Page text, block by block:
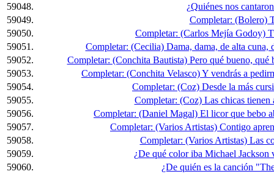
59048.
¿Quiénes nos
59049.
Completar: (Bolero)
59050.
Completar: (Carlos Mejía Godoy)
59051.
Completar: (Cecilia) Dama, dama, de alta cuna,
59052.
Completar: (Conchita Bautista) Pero qué bueno, qué
59053.
Completar: (Conchita Velasco) Y vendrás a
59054.
Completar: (Coz) Desde la más
59055.
Completar: (Coz) Las chicas tienen
59056.
Completar: (Daniel Magal) El licor que bebo
59057.
Completar: (Varios Artistas) Contigo
59058.
Completar: (Varios Artistas) Las
59059.
¿De qué color iba Michael
59060.
¿De quién es la canción